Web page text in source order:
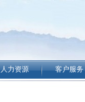
人力资源 客户服务